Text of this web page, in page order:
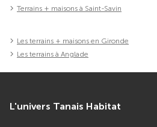
Terrains + maisons à Saint-Savin
Les terrains + maisons en Gironde
Les terrains à Anglade
L'univers Tanais Habitat